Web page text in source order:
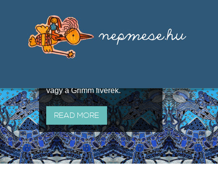
útján terjedő elbeszélésekből,
melyeket olyan ismert gyűjtők
állítottak össze, mint Benedek
vagy a Grimm fivérek.
READ MORE